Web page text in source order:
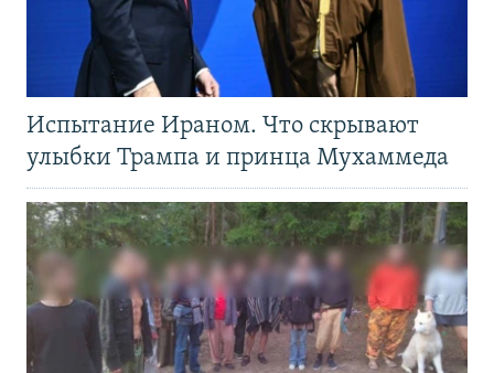
Испытание Ираном. Что скрывают
улыбки Трампа и принца Мухаммеда